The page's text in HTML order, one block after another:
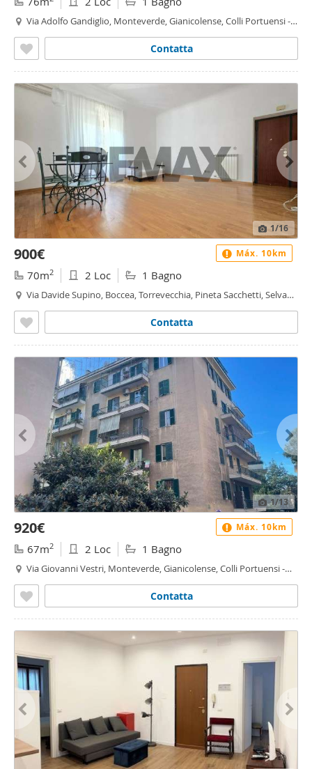
Via Adolfo Gandiglio, Monteverde, Gianicolense, Colli Portuensi -
Contatta
1/16
900€
70m2 2 Loc 1 Bagno
Via Davide Supino, Boccea, Torrevecchia, Pineta Sacchetti, Selva
Contatta
Máx. 10km
1/13
920€
67m2 2 Loc 1 Bagno
Via Giovanni Vestri, Monteverde, Gianicolense, Colli Portuensi -
Contatta
Máx. 10km